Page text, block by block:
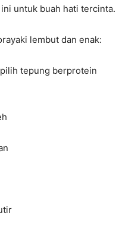
untuk buah hati tercinta.
lembut dan enak:
tepung berprotein